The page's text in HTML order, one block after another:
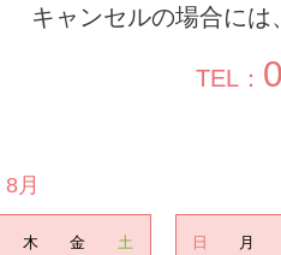
キャンセルの場合に
TEL：
月
木 金 土 日 月